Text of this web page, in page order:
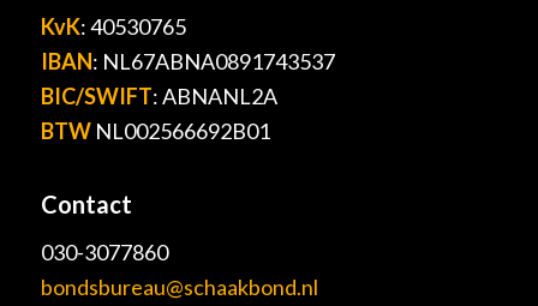
KvK: 40530765
IBAN: NL67ABNA0891743537
BIC/SWIFT: ABNANL2A
BTWNL002566692B01
Contact
030-3077860
bondsbureau@schaakbond.nl